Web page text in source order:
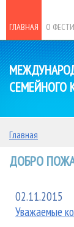
ГЛАВНАЯ О
СЕМЕЙНОГО
Главная
ДОБРО
02.11.2015
Уважаемые